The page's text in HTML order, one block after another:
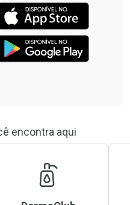
encontra aqui